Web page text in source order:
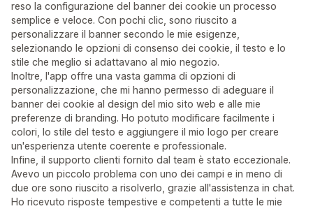
reso la configurazione del banner dei cookie un processo
semplice e veloce. Con pochi clic, sono riuscito a
personalizzare il banner secondo le mie esigenze,
selezionando le opzioni di consenso dei cookie, il testo e lo
stile che meglio si adattavano al mio negozio.
Inoltre, l'app offre una vasta gamma di opzioni di
personalizzazione, che mi hanno permesso di adeguare il
banner dei cookie al design del mio sito web e alle mie
preferenze di branding. Ho potuto modificare facilmente i
colori, lo stile del testo e aggiungere il mio logo per creare
un'esperienza utente coerente e professionale.
Infine, il supporto clienti fornito dal team è stato eccezionale.
Avevo un piccolo problema con uno dei campi e in meno di
due ore sono riuscito a risolverlo, grazie all'assistenza in chat.
Ho ricevuto risposte tempestive e competenti a tutte le mie